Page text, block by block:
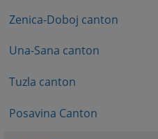
Zenica-Doboj canton
Una-Sana canton
Tuzla canton
Posavina Canton